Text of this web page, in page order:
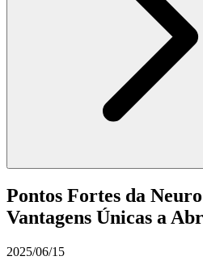
Pontos Fortes da
Vantagens Únicas a
2025/06/15